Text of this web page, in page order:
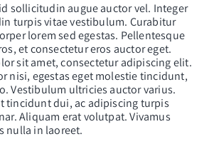
sollicitudin augue auctor vel. Integer
turpis vitae vestibulum. Curabitur
lorem sed egestas. Pellentesque
et consectetur eros auctor eget.
sit amet, consectetur adipiscing elit.
nisi, egestas eget molestie tincidunt,
Vestibulum ultricies auctor varius.
tincidunt dui, ac adipiscing turpis
Aliquam erat volutpat. Vivamus
nulla in laoreet.